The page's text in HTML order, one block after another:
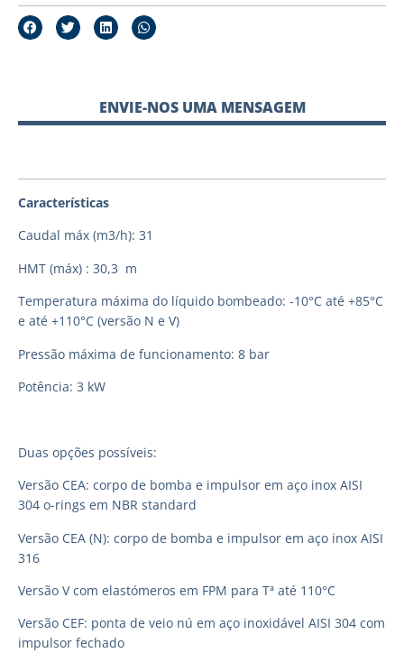
ENVIE-NOS UMA MENSAGEM
Características
Caudal máx (m3/h): 31
HMT (máx) : 30,3 m
Temperatura máxima do líquido bombeado: -10°C até +85°C
e até +110°C (versão N e V)
Pressão máxima de funcionamento: 8 bar
Potência: 3 kW
Duas opções possíveis:
Versão CEA: corpo de bomba e impulsor em aço inox AISI
304 o-rings em NBR standard
Versão CEA (N): corpo de bomba e impulsor em aço inox AISI
316
Versão V com elastómeros em FPM para Tª até 110°C
Versão CEF: ponta de veio nú em aço inoxidável AISI 304 com
impulsor fechado